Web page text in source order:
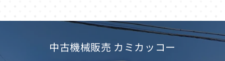
中古機械販売 カミカッコー